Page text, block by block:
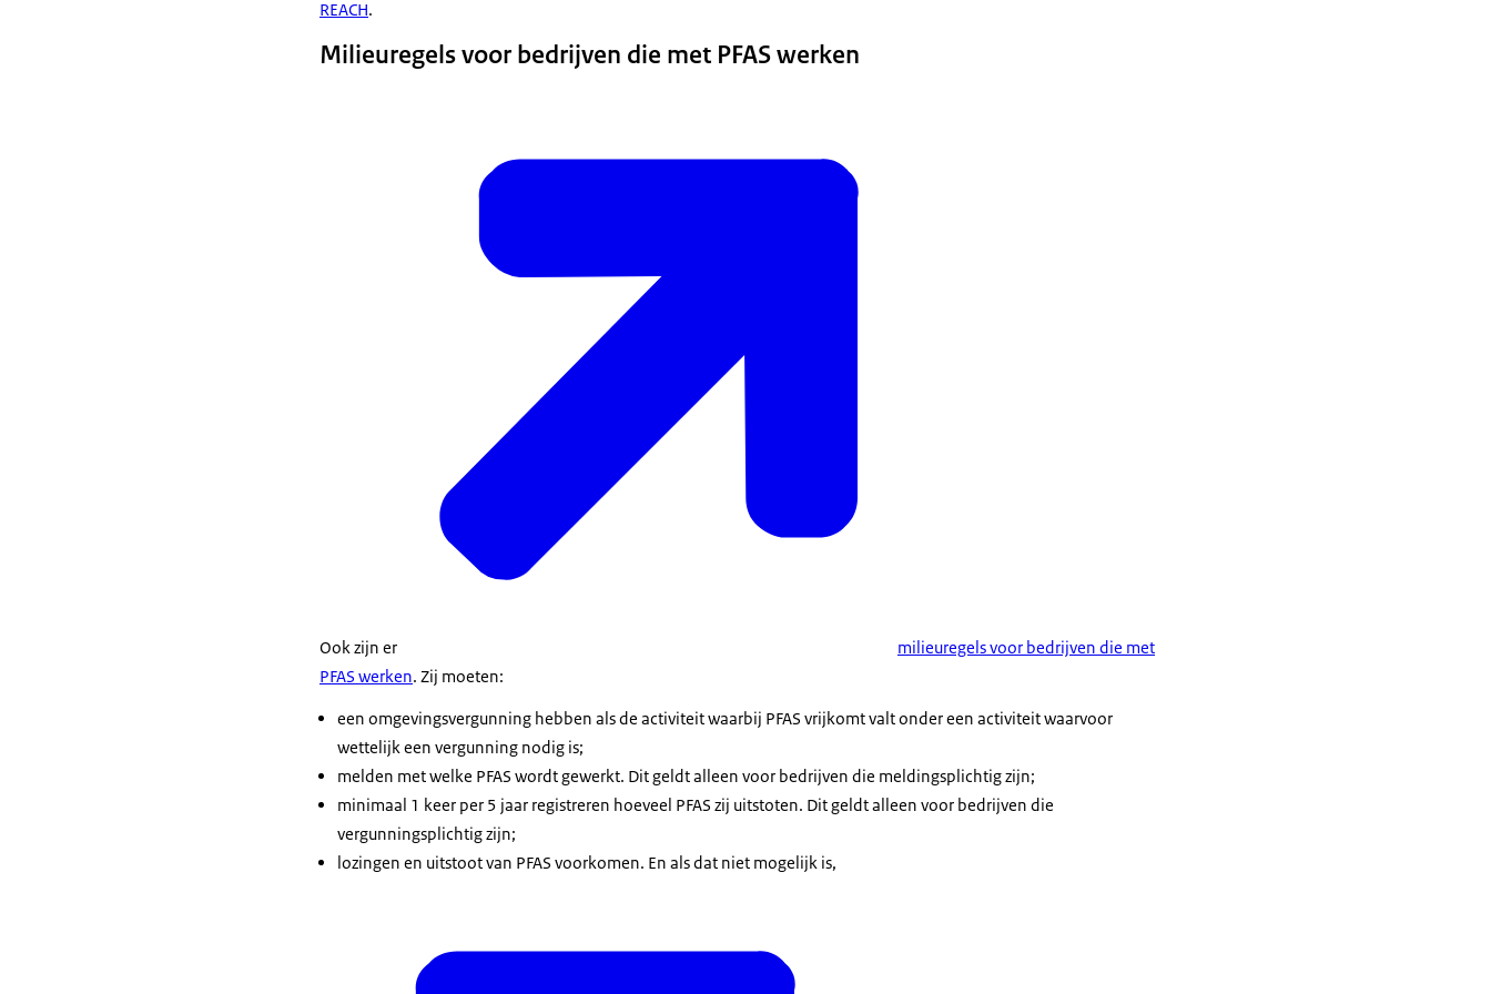
REACH.
Milieuregels voor bedrijven die met PFAS werken
Ook zijn er
milieuregels voor bedrijven die met
PFAS werken. Zij moeten:
een omgevingsvergunning hebben als de activiteit waarbij PFAS vrijkomt valt onder een activiteit waarvoor
wettelijk een vergunning nodig is;
melden met welke PFAS wordt gewerkt. Dit geldt alleen voor bedrijven die meldingsplichtig zijn;
minimaal 1 keer per 5 jaar registreren hoeveel PFAS zij uitstoten. Dit geldt alleen voor bedrijven die
vergunningsplichtig zijn;
lozingen en uitstoot van PFAS voorkomen. En als dat niet mogelijk is,